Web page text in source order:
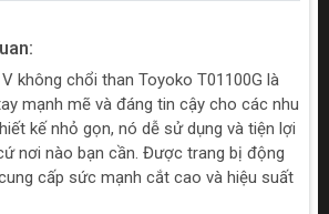
không chổi than Toyoko T01100G là
mạnh mẽ và đáng tin cậy cho các nhu
kế nhỏ gọn, nó dễ sử dụng và tiện lợi
nơi nào bạn cần. Được trang bị động
cấp sức mạnh cắt cao và hiệu suất